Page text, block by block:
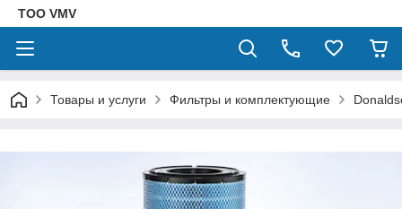
ТОО VMV
Товары и услуги Фильтры и комплектующие